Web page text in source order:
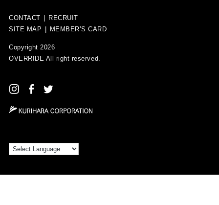
CONTACT
RECRUIT
SITE MAP
MEMBER’S CARD
Copyright 2026
OVERRIDE All right reserved.